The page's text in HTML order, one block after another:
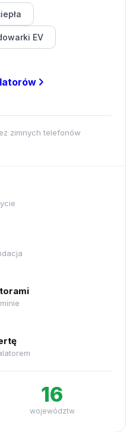
EV
zimnych telefonów
16
województw